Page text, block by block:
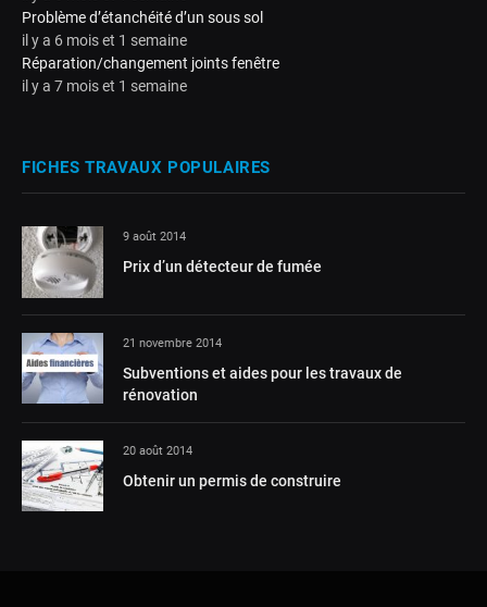
Problème d’étanchéité d’un sous sol
il y a 6 mois et 1 semaine
Réparation/changement joints fenêtre
il y a 7 mois et 1 semaine
FICHES TRAVAUX POPULAIRES
9 août 2014
Prix d’un détecteur de fumée
21 novembre 2014
Subventions et aides pour les travaux de
rénovation
20 août 2014
Obtenir un permis de construire